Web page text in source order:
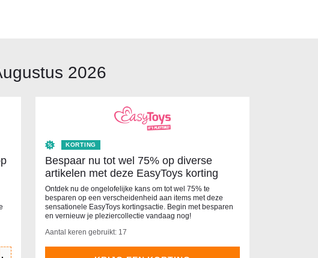
2026
KORTING
Bespaar nu tot wel 75% op diverse
artikelen met deze EasyToys korting
Ontdek nu de ongelofelijke kans om tot wel 75% te
besparen op een verscheidenheid aan items met deze
sensationele EasyToys kortingsactie. Begin met besparen
en vernieuw je pleziercollectie vandaag nog!
Aantal keren gebruikt: 17